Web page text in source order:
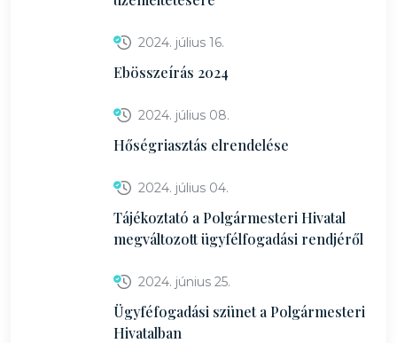
2024. július 16.
Ebösszeírás 2024
2024. július 08.
Hőségriasztás elrendelése
2024. július 04.
Tájékoztató a Polgármesteri Hivatal
megváltozott ügyfélfogadási rendjéről
2024. június 25.
Ügyféfogadási szünet a Polgármesteri
Hivatalban